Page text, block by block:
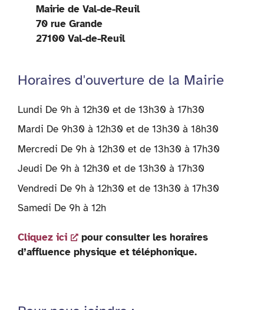
Mairie de Val-de-Reuil
70 rue Grande
27100 Val-de-Reuil
Horaires d'ouverture de la Mairie
Lundi De 9h à 12h30 et de 13h30 à 17h30
Mardi De 9h30 à 12h30 et de 13h30 à 18h30
Mercredi De 9h à 12h30 et de 13h30 à 17h30
Jeudi De 9h à 12h30 et de 13h30 à 17h30
Vendredi De 9h à 12h30 et de 13h30 à 17h30
Samedi De 9h à 12h
Cliquez ici
pour consulter les horaires
d’affluence physique et téléphonique.